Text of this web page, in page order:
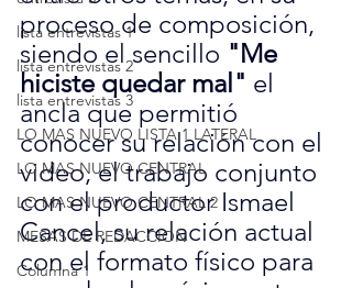
lista entrevistas 1
lista entrevistas 2
lista entrevistas 3
LO MAS NUEVO LISTA 1 LATERAL
LO MAS NUEVO CENTRAL
LO MAS NUEVO CENTRAL 2
MESAS DE REDACCION
Columna 1
proceso de composición,
siendo el sencillo "Me
hiciste quedar mal" el
ancla que permitió
conocer su relación con el
video, el trabajo conjunto
con el productor Ismael
Cancel, su relación actual
con el formato físico para